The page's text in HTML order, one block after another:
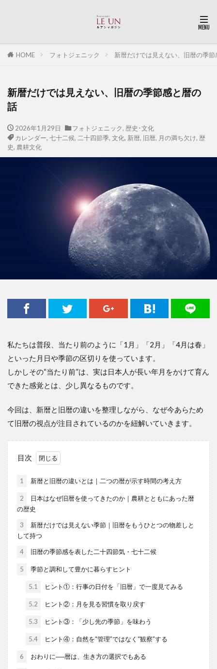
HOME フォトジェニック 新暦だけでは見えない、旧暦の季
新暦だけでは見えない、旧暦の季節感と暦の
話
2026年1月29日 フォトジェニック, 歴史･文化
カレンダー, 七十二候, 二十四節季, 文化, 新暦, 旧暦, 月の満ち欠け, 歴
史, 農耕文化
私たちは普段、当たり前のように「1月」「2月」「4月は春」
といった月日や季節の区切りを使っています。
しかしその“当たり前”は、実は日本人が長い年月をかけて育ん
できた感覚とは、少し異なるものです。
今回は、新暦と旧暦の違いを整理しながら、なぜ今あらため
て旧暦の視点が注目されているのかを紐解いていきます。
目次
1 新暦と旧暦の違いとは｜二つの暦が示す時間の考え方
2
日本はなぜ旧暦を使ってきたのか｜農耕とともにあった暦
の歴史
3
新暦だけでは見えない季節｜旧暦をもうひとつの物差しと
して持つ
4 旧暦の季節感を表した二十四節気・七十二候
5 季節と調和して豊かに暮らすヒント
5.1 ヒント①：行事の日付を「旧暦」で一度見てみる
5.2 ヒント②：月を見る習慣を取り戻す
5.3 ヒント③：「少し先の季節」を味わう
5.4 ヒント④：自然を“管理”ではなく“観察”する
6 おわりに──暦は、生き方の選択でもある